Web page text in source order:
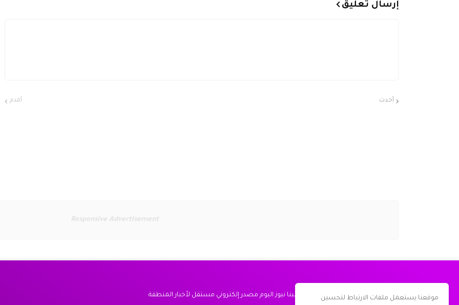
إرسال تعليق
أحدث أقدم
Responsive Advertisement
مينا نيوز اليوم مصدر إلكتروني مستقل لأخبار المنطقة موقعنا يستعمل ملفات الارتباط لتحسين